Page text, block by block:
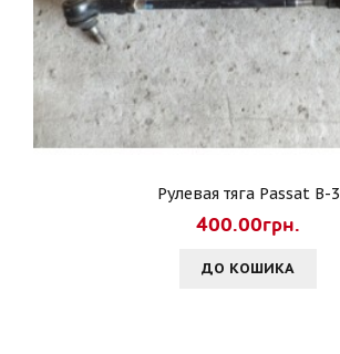
Рулевая тяга Passat B-3
400.00грн.
ДО КОШИКА